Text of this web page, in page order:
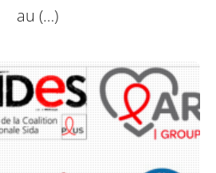
au (…)